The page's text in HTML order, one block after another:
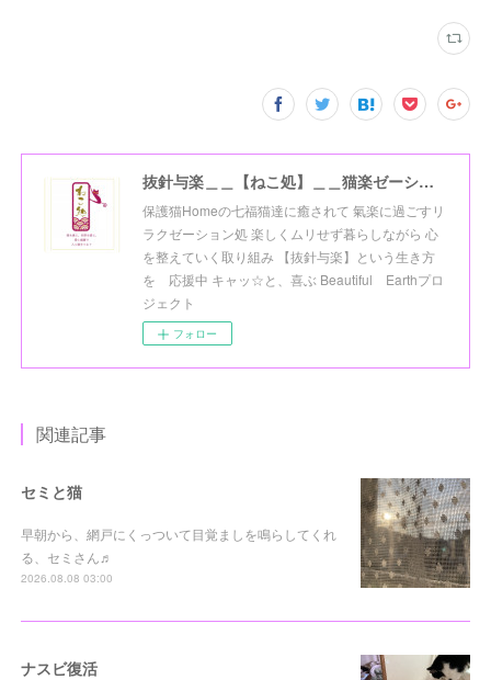
抜針与楽＿＿【ねこ処】＿＿猫楽ゼーションHome☆
保護猫Homeの七福猫達に癒されて 氣楽に過ごすリ
ラクゼーション処 楽しくムリせず暮らしながら 心
を整えていく取り組み 【抜針与楽】という生き方
を 応援中 キャッ☆と、喜ぶ Beautiful Earthプロ
ジェクト
フォロー
関連記事
セミと猫
早朝から、網戸にくっついて目覚ましを鳴らしてくれ
る、セミさん♬
2026.08.08 03:00
ナスビ復活